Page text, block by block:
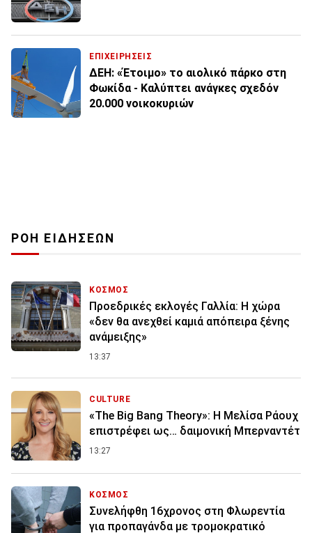
ΕΠΙΧΕΙΡΗΣΕΙΣ
ΔΕΗ: «Έτοιμο» το αιολικό πάρκο στη
Φωκίδα - Καλύπτει ανάγκες σχεδόν
20.000 νοικοκυριών
ΡΟΗ ΕΙΔΗΣΕΩΝ
ΚΟΣΜΟΣ
Προεδρικές εκλογές Γαλλία: Η χώρα
«δεν θα ανεχθεί καμιά απόπειρα ξένης
ανάμειξης»
13:37
CULTURE
«The Big Bang Theory»: Η Μελίσα Ράουχ
επιστρέφει ως… δαιμονική Μπερναντέτ
13:27
ΚΟΣΜΟΣ
Συνελήφθη 16χρονος στη Φλωρεντία
για προπαγάνδα με τρομοκρατικό